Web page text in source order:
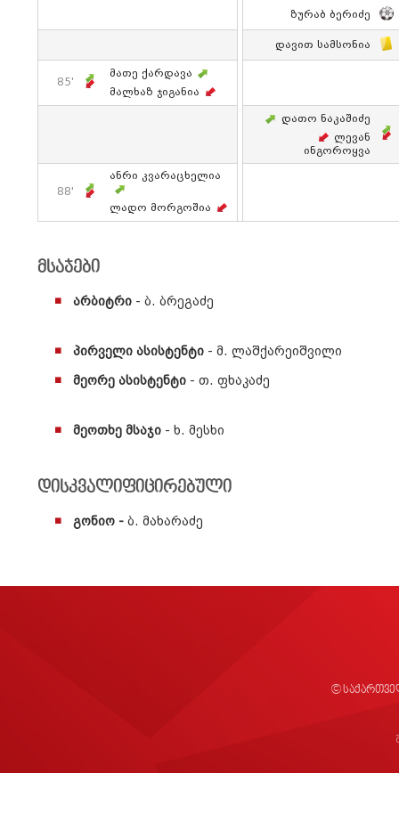
Ზურაბ Ბერიძე
Დავით Სამსონია
85'
Მათე Ქარდავა
Მალხაზ Ჯიგანია
Დათო Ნაკაშიძე
Ლევან
Ინგოროყვა
88'
Ანრი Კვარაცხელია
Ლადო Მორგოშია
მსაჯები
არბიტრი - ბ. ბრეგაძე
პირველი ასისტენტი - მ. ლაშქარეიშვილი
მეორე ასისტენტი - თ. ფხაკაძე
მეოთხე მსაჯი - ხ. მესხი
დისკვალიფიცირებული
გონიო - ბ. მახარაძე
©